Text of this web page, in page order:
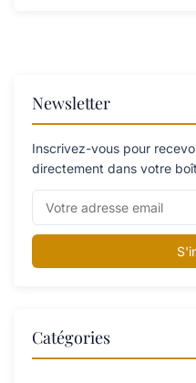
Newsletter
Inscrivez-vous pour
directement dans votre
Catégories